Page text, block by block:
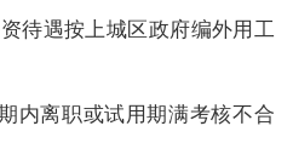
待遇按上城区政府编外用工
内离职或试用期满考核不合